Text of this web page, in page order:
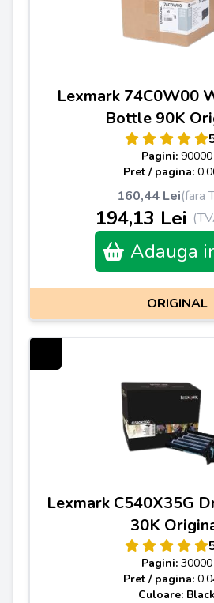
Lexmark 74C0W00
Bottle 90K
Pagini: 90000
Pret / pagina:
160,44 Lei(fara
194,13 Lei
Adauga
ORIGINAL
Lexmark C540X35G
30K
Pagini: 30000
Pret / pagina:
Culoare: Black